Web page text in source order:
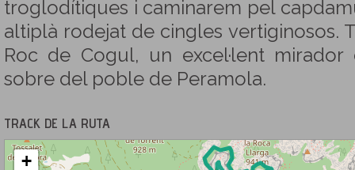
troglodítiques i caminarem pel
altiplà rodejat de cingles vertiginosos.
Roc de Cogul, un excel·lent
sobre del poble de Peramola.
TRACK DE LA RUTA
+